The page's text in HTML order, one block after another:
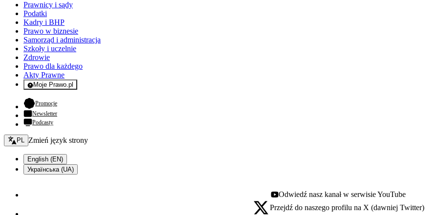
Prawnicy i sądy
Podatki
Kadry i BHP
Prawo w biznesie
Samorząd i administracja
Szkoły i uczelnie
Zdrowie
Prawo dla każdego
Akty Prawne
Moje Prawo.pl
- rejestracja i logowanie do serwisu
Promocje- otwiera się w nowej karcie
Newsletter
Podcasty
Zmień język - bieżący:
PL Zmień język strony
English (EN)
Українська (UA)
Youtube - otwiera się w nowej karcie
Odwiedź nasz kanał w serwisie YouTube
X - otwiera się w nowej karcie
Przejdź do naszego profilu na X (dawniej Twitter)